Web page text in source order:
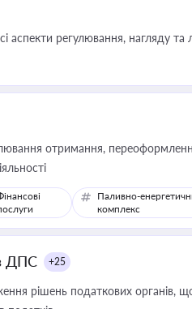
аспекти регулювання, нагляду та
отримання,
Паливно-
комплекс
ДПС +25
рішень податкових органів,